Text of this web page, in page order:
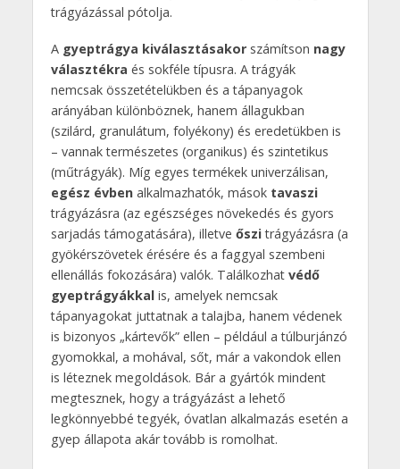
trágyázással pótolja.
A gyeptrágya kiválasztásakorszámítson nagy
választékra és sokféle típusra. A trágyák
nemcsak összetételükben és a tápanyagok
arányában különböznek, hanem állagukban
(szilárd, granulátum, folyékony) és eredetükben is
– vannak természetes (organikus) és szintetikus
(műtrágyák). Míg egyes termékek univerzálisan,
egész évbenalkalmazhatók, mások tavaszi
trágyázásra (az egészséges növekedés és gyors
sarjadás támogatására), illetve őszitrágyázásra (a
gyökérszövetek érésére és a faggyal szembeni
ellenállás fokozására) valók. Találkozhat védő
gyeptrágyákkalis, amelyek nemcsak
tápanyagokat juttatnak a talajba, hanem védenek
is bizonyos „kártevők” ellen – például a túlburjánzó
gyomokkal, a mohával, sőt, már a vakondok ellen
is léteznek megoldások. Bár a gyártók mindent
megtesznek, hogy a trágyázást a lehető
legkönnyebbé tegyék, óvatlan alkalmazás esetén a
gyep állapota akár tovább is romolhat.